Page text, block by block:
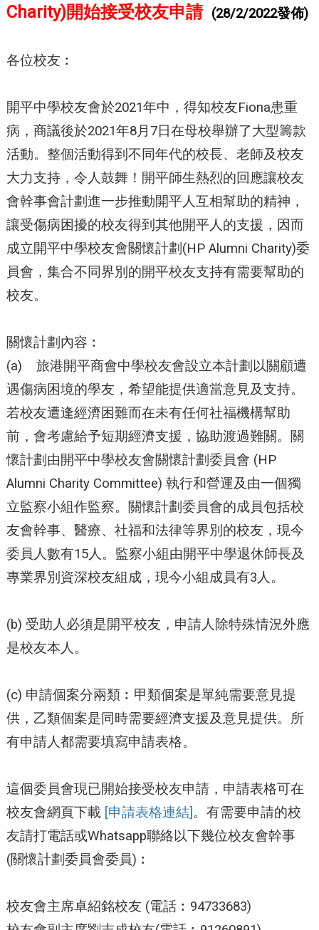
Charity)開始接受校友申請 (28/2/2022發佈)
各位校友︰
開平中學校友會於2021年中，得知校友Fiona患重
病，商議後於2021年8月7日在母校舉辦了大型籌款
活動。整個活動得到不同年代的校長、老師及校友
大力支持，令人鼓舞！開平師生熱烈的回應讓校友
會幹事會計劃進一步推動開平人互相幫助的精神，
讓受傷病困擾的校友得到其他開平人的支援，因而
成立開平中學校友會關懷計劃(HP Alumni Charity)委
員會，集合不同界別的開平校友支持有需要幫助的
校友。
關懷計劃內容︰
(a) 旅港開平商會中學校友會設立本計劃以關顧遭
遇傷病困境的學友，希望能提供適當意見及支持。
若校友遭逢經濟困難而在未有任何社福機構幫助
前，會考慮給予短期經濟支援，協助渡過難關。關
懷計劃由開平中學校友會關懷計劃委員會 (HP
Alumni Charity Committee) 執行和營運及由一個獨
立監察小組作監察。關懷計劃委員會的成員包括校
友會幹事、醫療、社福和法律等界別的校友，現今
委員人數有15人。監察小組由開平中學退休師長及
專業界別資深校友組成，現今小組成員有3人。
(b) 受助人必須是開平校友，申請人除特殊情況外應
是校友本人。
(c) 申請個案分兩類︰甲類個案是單純需要意見提
供，乙類個案是同時需要經濟支援及意見提供。所
有申請人都需要填寫申請表格。
這個委員會現已開始接受校友申請，申請表格可在
校友會網頁下載 [申請表格連結] 。有需要申請的校
友請打電話或Whatsapp聯絡以下幾位校友會幹事
(關懷計劃委員會委員)︰
校友會主席卓紹銘校友 (電話︰94733683)